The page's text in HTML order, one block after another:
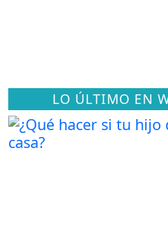
LO ÚLTIMO EN